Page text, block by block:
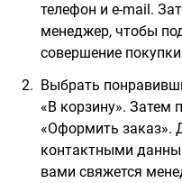
телефон и e-mail.
менеджер, чтобы
совершение
Выбрать
«В корзину». Затем
«Оформить заказ».
контактными
вами свяжется